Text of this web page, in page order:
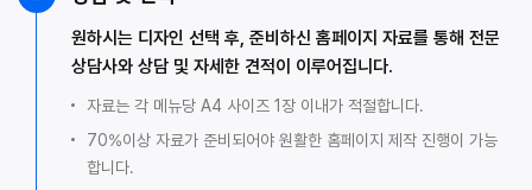
원하시는 디자인 선택 후, 준비하신 홈페이지 자료를 통해 전문
상담사와 상담 및 자세한 견적이 이루어집니다.
자료는 각 메뉴당 A4 사이즈 1장 이내가 적절합니다.
70%이상 자료가 준비되어야 원활한 홈페이지 제작 진행이 가능
합니다.